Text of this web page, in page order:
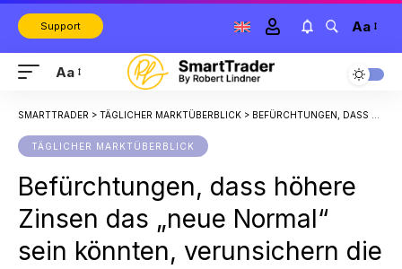
Support Aa
Aa
SMARTTRADER > TÄGLICHER MARKTÜBERBLICK > BEFÜRCHTUNGEN, DASS HÖHERE ZINSEN DAS „NEUE NORMAL“ SEIN KÖNNTEN, VERUNSICHERN DIE GLOBALEN MÄRKTE
TÄGLICHER MARKTÜBERBLICK
Befürchtungen, dass höhere
Zinsen das „neue Normal“
sein könnten, verunsichern die